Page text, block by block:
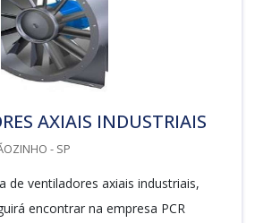
AXIAIS INDUSTRIAIS
- SP
de ventiladores axiais industriais,
encontrar na empresa PCR